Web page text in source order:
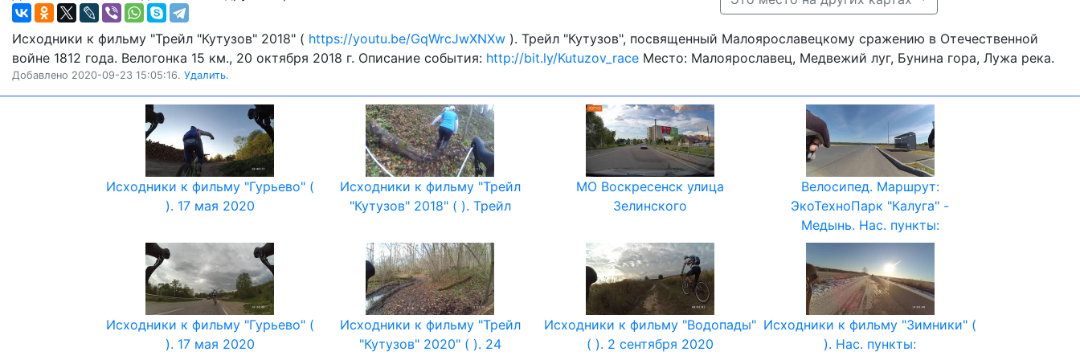
Исходники к фильму "Трейл "Кутузов" 2018" ( https://youtu.be/GqWrcJwXNXw ). Трейл "Кутузов", посвященный Малоярославецкому сражению в Отечественной
войне 1812 года. Велогонка 15 км., 20 октября 2018 г. Описание события: http://bit.ly/Kutuzov_race Место: Малоярославец, Медвежий луг, Бунина гора, Лужа река.
Добавлено 2020-09-23 15:05:16. Удалить.
Исходники к фильму "Гурьево" (
). 17 мая 2020
Исходники к фильму "Трейл
"Кутузов" 2018" ( ). Трейл
МО Воскресенск улица
Зелинского
Велосипед. Маршрут:
ЭкоТехноПарк "Калуга" -
Медынь. Нас. пункты:
Исходники к фильму "Гурьево" (
). 17 мая 2020
Исходники к фильму "Трейл
"Кутузов" 2020" ( ). 24
Исходники к фильму "Водопады"
( ). 2 сентября 2020
Исходники к фильму "Зимники" (
). Нас. пункты: